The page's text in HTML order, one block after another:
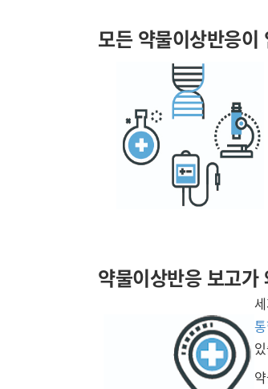
모든 약물이상반응이
약물이상반응 보고가